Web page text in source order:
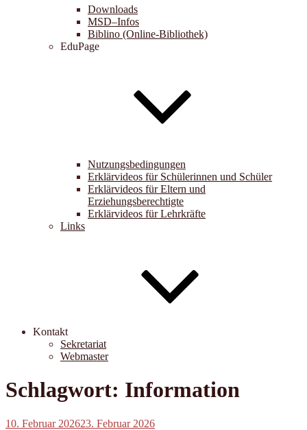
Downloads
MSD–Infos
Biblino (Online-Bibliothek)
EduPage
Nutzungsbedingungen
Erklärvideos für Schülerinnen und Schüler
Erklärvideos für Eltern und
Erziehungsberechtigte
Erklärvideos für Lehrkräfte
Links
Kontakt
Sekretariat
Webmaster
Schlagwort: Information
Veröffentlicht
10. Februar 202623. Februar 2026